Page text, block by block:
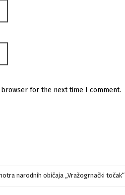
for the next time I comment.
narodnih običaja „Vražogrnački točak“